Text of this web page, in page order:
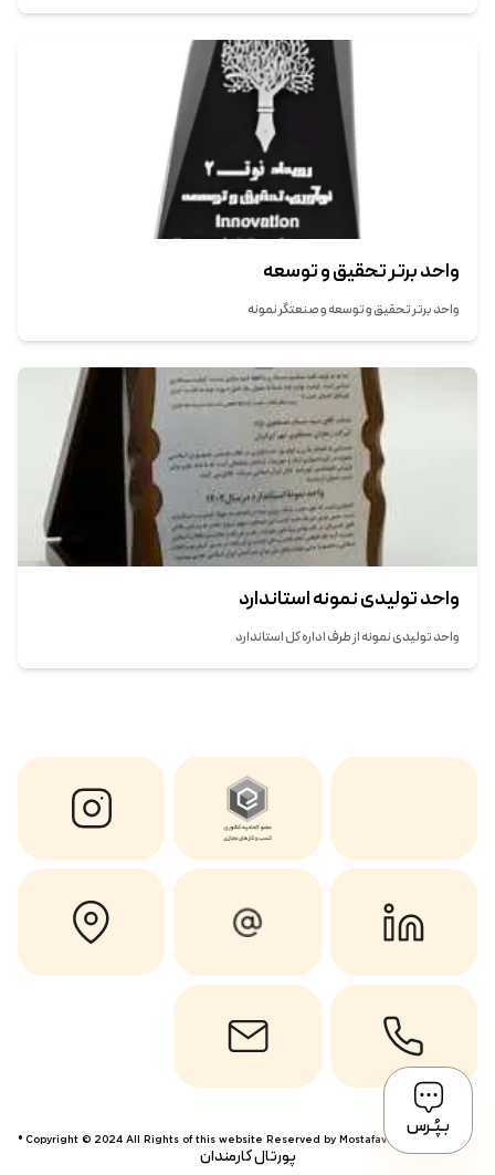
واحد برتر تحقیق و توسعه
واحد برتر تحقیق و توسعه و صنعتگر نمونه
واحد تولیدی نمونه استاندارد
واحد تولیدی نمونه از طرف اداره کل استاندارد
Copyright © 2024 All Rights of this website Reserved by Mostafavi ®
پورتال کارمندان
بـپُـرس